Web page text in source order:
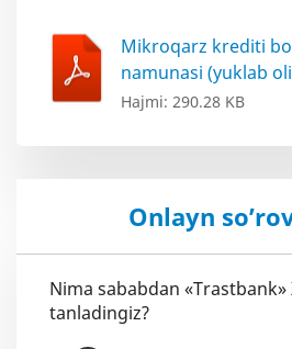
Mikroqarz krediti
namunasi (yuklab
Hajmi: 290.28 KB
Onlayn
Nima sababdan «Trastbank»
tanladingiz?